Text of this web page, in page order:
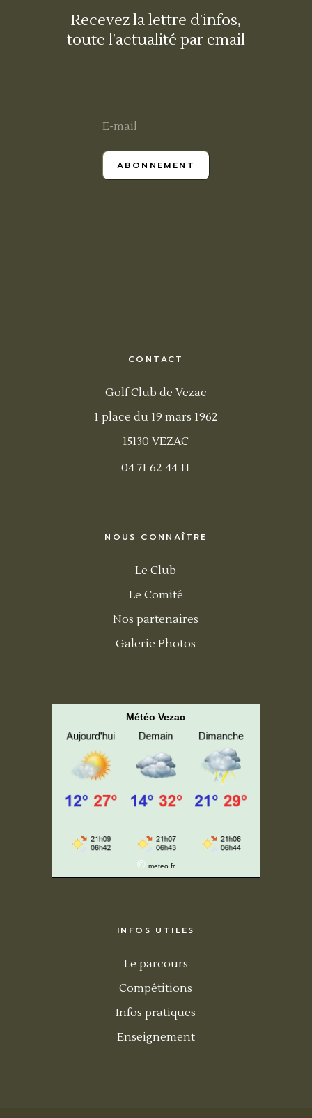
Recevez la lettre d'infos,
toute l'actualité par email
ABONNEMENT
CONTACT
Golf Club de Vezac
1 place du 19 mars 1962
15130 VEZAC
04 71 62 44 11
NOUS CONNAÎTRE
Le Club
Le Comité
Nos partenaires
Galerie Photos
Météo Vezac
© meteo.fr
INFOS UTILES
Le parcours
Compétitions
Infos pratiques
Enseignement